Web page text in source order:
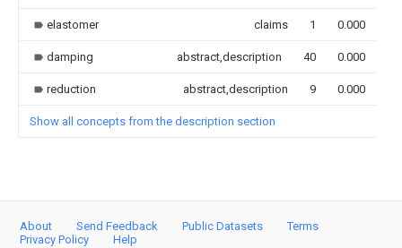
elastomer claims 1 0.000
damping abstract,description 40 0.000
reduction abstract,description 9 0.000
Show all concepts from the description section
About Send Feedback Public Datasets
Terms
Privacy Policy
Help